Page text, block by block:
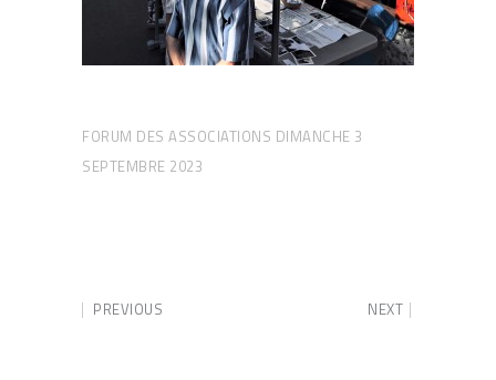
FORUM DES ASSOCIATIONS DIMANCHE 3
SEPTEMBRE 2023
PREVIOUS NEXT